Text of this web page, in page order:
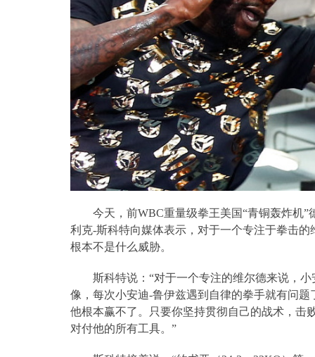
今天，前WBC重量级拳王美国“青铜轰炸机”
利克-斯科特向媒体表示，对于一个专注于拳击的
根本不是什么威胁。
斯科特说：“对于一个专注的维尔德来说，小
像，每次小安迪-鲁伊兹遇到自律的拳手就有问题
他根本赢不了。只要你坚持贯彻自己的战术，击
对付他的所有工具。”